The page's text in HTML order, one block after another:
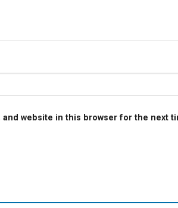
and website in this browser for the next